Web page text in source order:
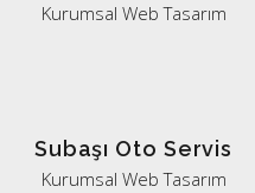
Kurumsal Web Tasarım
Subaşı Oto Servis
Kurumsal Web Tasarım